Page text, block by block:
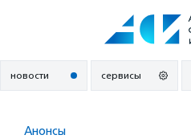
новости сервисы
Анонсы